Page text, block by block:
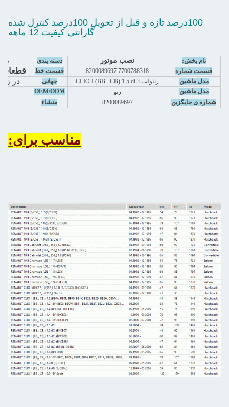
100درصد تازه و قبل از تحویل 100درصد کنترل شده
گارانتی کیفیت 12 ماهه
نام بخش: نصب موتور دسته بندی
قسمت شماره 7700788318 8200089697 قسمت خط قطعات
مدل ماشین رناولت CLIO I (BB_ CB) 1.5 dCi جهانی در زیر
مدل ماشین رنو OEM/ODM
شماره ی جایگزین 8200089697 منشاء
مناسب برای: